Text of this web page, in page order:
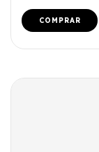
COMPRAR